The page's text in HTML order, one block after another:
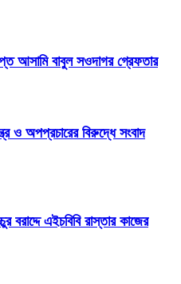
আসামি বাবুল সওদাগর গ্রেফতার
ও অপপ্রচারের বিরুদ্ধে সংবাদ
এইচবিবি রাস্তার কাজের